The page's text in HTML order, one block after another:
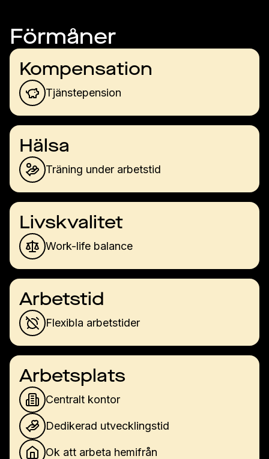
Förmåner
Kompensation
Tjänstepension
Hälsa
Träning under arbetstid
Livskvalitet
Work-life balance
Arbetstid
Flexibla arbetstider
Arbetsplats
Centralt kontor
Dedikerad utvecklingstid
Ok att arbeta hemifrån